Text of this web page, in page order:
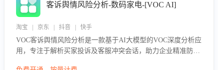
客诉舆情风险分析-数码家电-[VOC AI]
淘宝 | 京东 | 抖音 | 快手
VOC客诉舆情风险分析是一款基于AI大模型的VOC深度分析应
用，专注于解析买家投诉及客服冲突会话，助力企业精准防控